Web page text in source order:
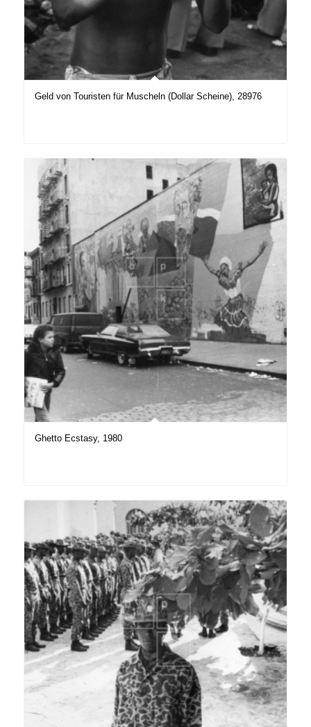
Geld von Touristen für Muscheln (Dollar Scheine), 28976
Ghetto Ecstasy, 1980